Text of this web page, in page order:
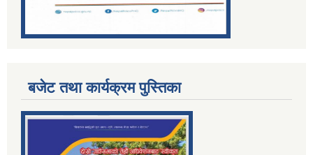
बजेट तथा कार्यक्रम पुस्तिका